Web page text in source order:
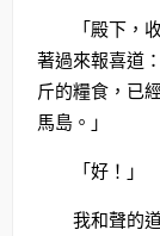
「殿下，
著過來報喜道
斤的糧食，已
馬島。」
「好！」
我和聲的